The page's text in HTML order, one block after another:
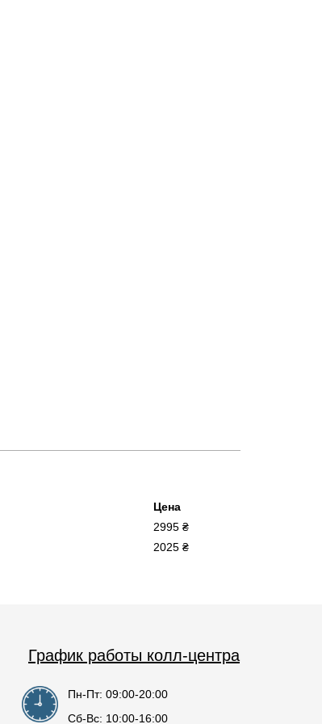
Цена
2995 ₴
2025 ₴
График работы колл-центра
Пн-Пт: 09:00-20:00
Сб-Вс: 10:00-16:00